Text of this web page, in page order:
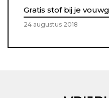
Gratis stof bij je
24 augustus 2018